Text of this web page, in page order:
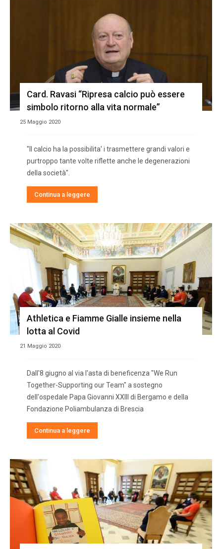
Card. Ravasi “Ripresa calcio può essere
simbolo ritorno alla vita normale”
25 Maggio 2020
"Il calcio ha la possibilita' i trasmettere grandi valori e
purtroppo tante volte riflette anche le degenerazioni
della società".
Continua a leggere
Athletica e Fiamme Gialle insieme nella
lotta al Covid
21 Maggio 2020
Dall'8 giugno al via l'asta di beneficenza "We Run
Together-Supporting our Team" a sostegno
dell'ospedale Papa Giovanni XXIII di Bergamo e della
Fondazione Poliambulanza di Brescia
Continua a leggere